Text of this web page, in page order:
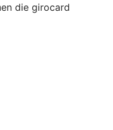
die girocard